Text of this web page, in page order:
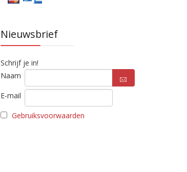
Nieuwsbrief
Schrijf je in!
Naam
E-mail
Gebruiksvoorwaarden